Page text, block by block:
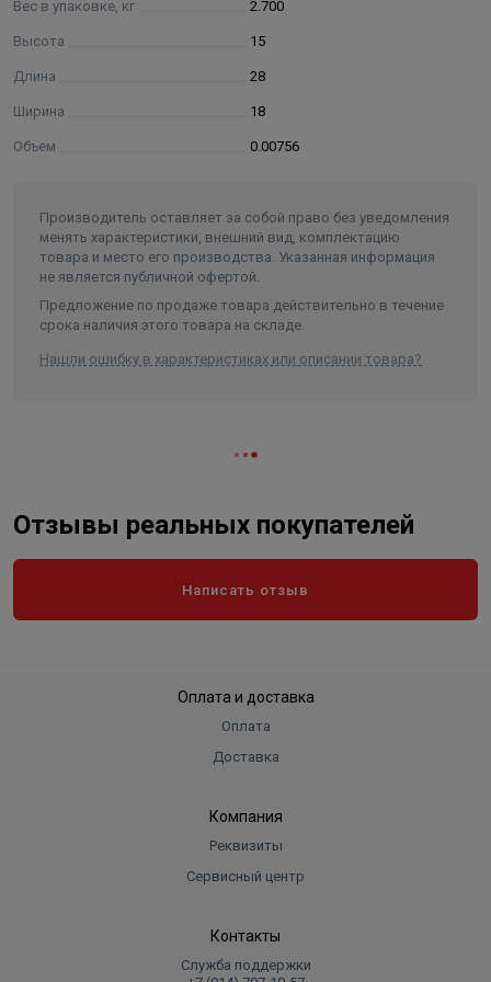
Вес в упаковке, кг 2.700
Высота 15
Длина 28
Ширина 18
Объем 0.00756
Производитель оставляет за собой право без уведомления
менять характеристики, внешний вид, комплектацию
товара и место его производства. Указанная информация
не является публичной офертой.
Предложение по продаже товара действительно в течение
срока наличия этого товара на складе.
Нашли ошибку в характеристиках или описании товара?
Отзывы реальных покупателей
Написать отзыв
Оплата и доставка
Оплата
Доставка
Компания
Реквизиты
Сервисный центр
Контакты
Служба поддержки